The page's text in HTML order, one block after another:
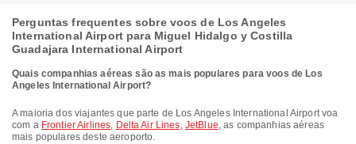
Perguntas frequentes sobre voos de Los Angeles
International Airport para Miguel Hidalgo y Costilla
Guadajara International Airport
Quais companhias aéreas são as mais populares para voos de Los
Angeles International Airport?
A maioria dos viajantes que parte de Los Angeles International Airport voa
com a Frontier Airlines, Delta Air Lines, JetBlue, as companhias aéreas
mais populares deste aeroporto.